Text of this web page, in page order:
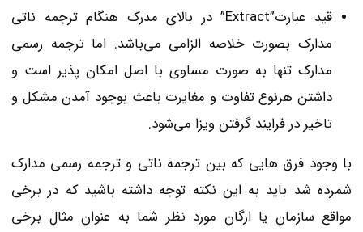
قید عبارت”Extract” در بالای مدرک هنگام ترجمه ناتی
مدارک بصورت خلاصه الزامی می‌باشد. اما ترجمه رسمی
مدارک تنها به صورت مساوی با اصل امکان پذیر است و
داشتن هرنوع تفاوت و مغایرت باعث بوجود آمدن مشکل و
تاخیر در فرایند گرفتن ویزا می‌شود.
با وجود فرق هایی که بین ترجمه ناتی و ترجمه رسمی مدارک
شمرده شد باید به این نکته توجه داشته باشید که در برخی
مواقع سازمان یا ارگان مورد نظر شما به عنوان مثال برخی